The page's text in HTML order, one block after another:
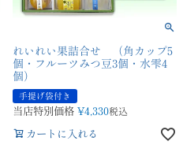
れいれい果詰合せ （角カップ5
個・フルーツみつ豆3個・水雫4
個）
手提げ袋付き
当店特別価格 ¥4,330税込
カートに入れる